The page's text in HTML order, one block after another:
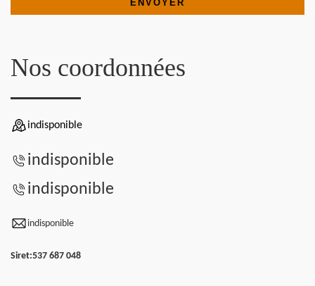
Nos coordonnées
indisponible
indisponible
indisponible
indisponible
Siret:537 687 048